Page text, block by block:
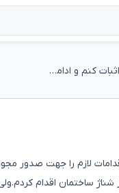
چگونه میتوانم مالکیت خود را اثبات کنم و ادامه ساخت و ساز را انجام دهم؟
لازم را جهت صدور
ساختمان اقدام